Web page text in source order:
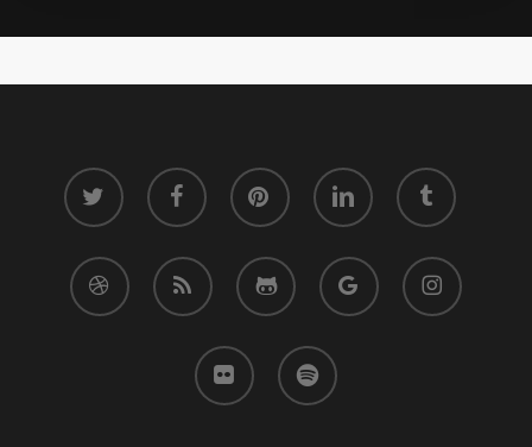
twitter facebook pinterest linkedin tumblr
dribbble RSS github
google-
plus
instagram
flickr spotify